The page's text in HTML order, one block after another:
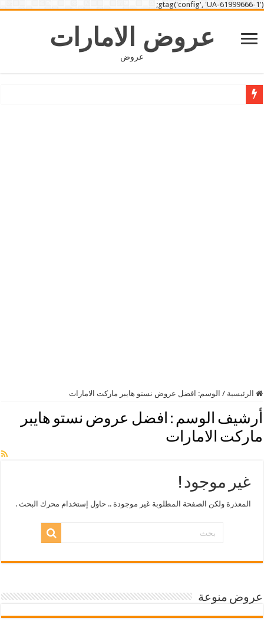
gtag('config', 'UA-61999666-1');
عروض الامارات
عروض
الرئيسية / الوسم: افضل عروض نستو هايبر ماركت الامارات
أرشيف الوسم : افضل عروض نستو هايبر
ماركت الامارات
غير موجود !
المعذرة ولكن الصفحة المطلوبة غير موجودة .. حاول إستخدام محرك البحث .
عروض منوعة